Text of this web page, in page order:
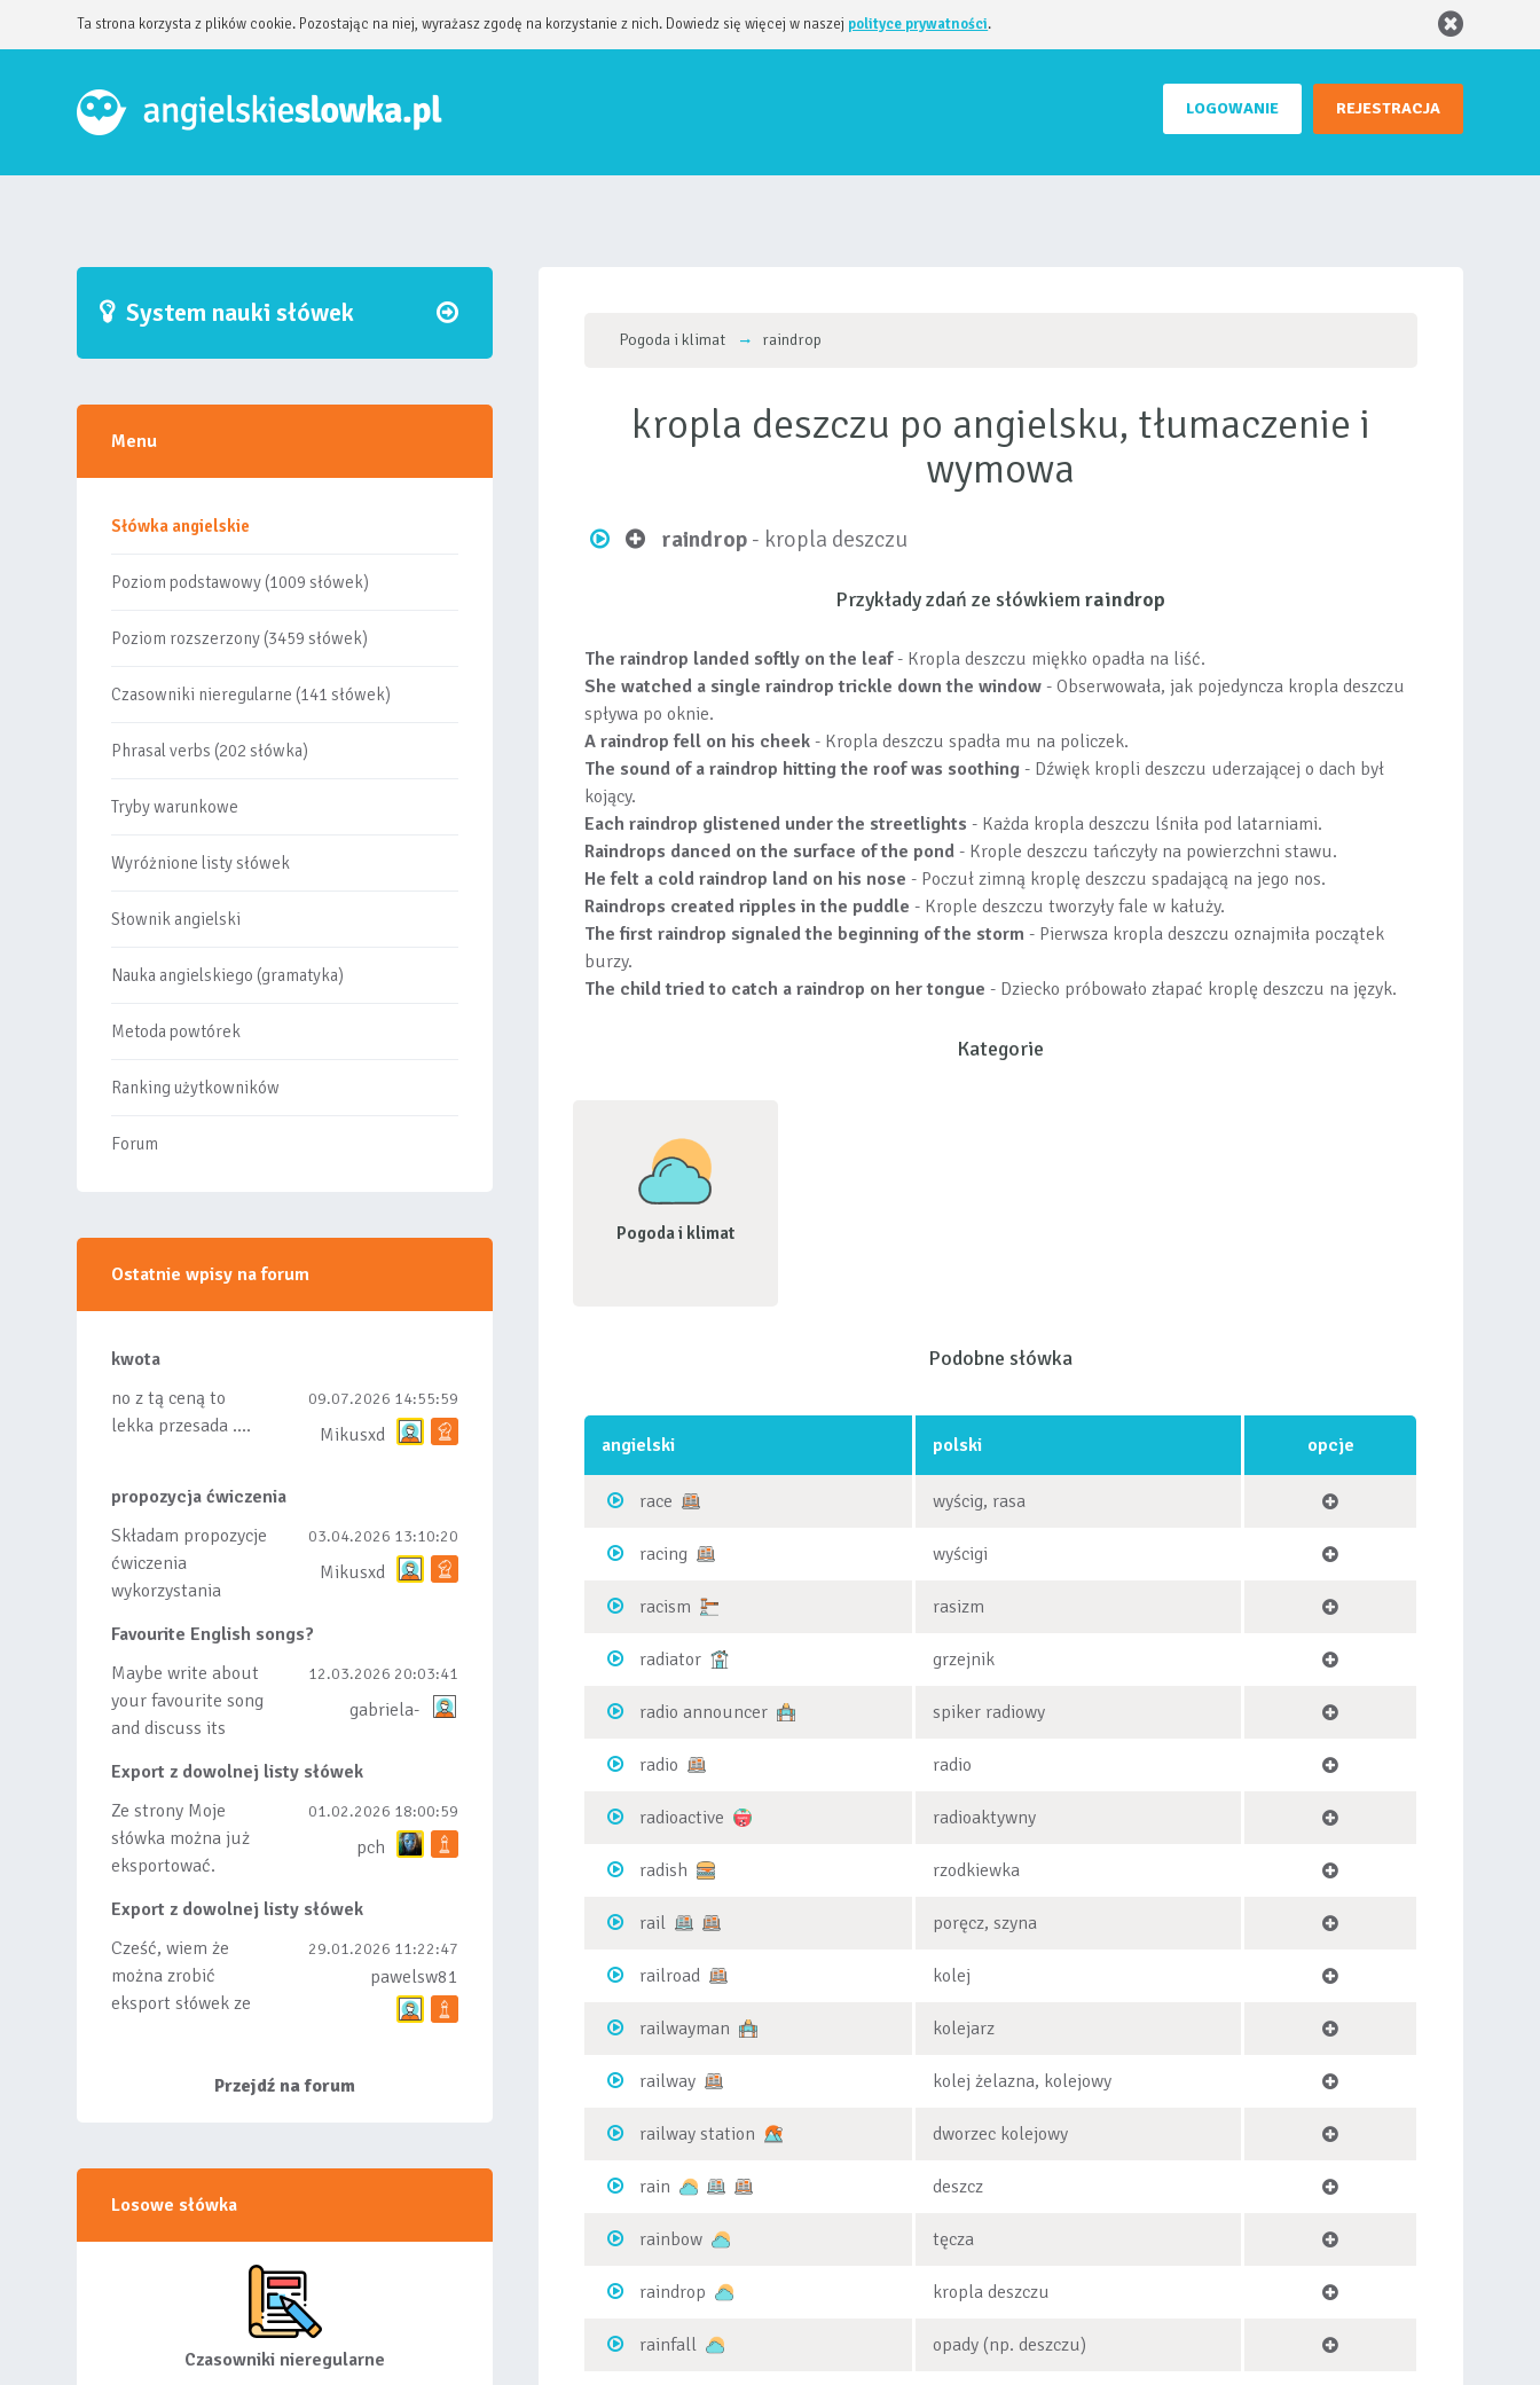
Ta strona korzysta z plików cookie. Pozostając na niej, wyrażasz zgodę na korzystanie z nich. Dowiedz się więcej w naszej polityce prywatności.
REJESTRACJA
LOGOWANIE
System nauki słówek
Menu
Słówka angielskie
Poziom podstawowy (1009 słówek)
Poziom rozszerzony (3459 słówek)
Czasowniki nieregularne (141 słówek)
Phrasal verbs (202 słówka)
Tryby warunkowe
Wyróżnione listy słówek
Słownik angielski
Nauka angielskiego (gramatyka)
Metoda powtórek
Ranking użytkowników
Forum
Ostatnie wpisy na forum
kwota
no z tą ceną to
lekka przesada ....
09.07.2026 14:55:59
Mikusxd
propozycja ćwiczenia
Składam propozycje
ćwiczenia
wykorzystania
lub dodanych do
listy, czy tez ze
wszys...
03.04.2026 13:10:20
Mikusxd
Favourite English songs?
Maybe write about
your favourite song
and discuss its
12.03.2026 20:03:41
gabriela-
Export z dowolnej listy słówek
Ze strony Moje
słówka można już
eksportować.
masowego importu
nie będę robił bo
wiąże się...
01.02.2026 18:00:59
pch
Export z dowolnej listy słówek
Cześć, wiem że
można zrobić
eksport słówek ze
wyróżnionych lis...
29.01.2026 11:22:47
pawelsw81
Przejdź na forum
Losowe słówka
Czasowniki nieregularne
Pogoda i klimat raindrop
kropla deszczu po angielsku, tłumaczenie i
wymowa
raindrop - kropla deszczu
Przykłady zdań ze słówkiemraindrop
The raindrop landed softly on the leaf- Kropla deszczu miękko opadła na liść.
She watched a single raindrop trickle down the window - Obserwowała, jak pojedyncza kropla deszczu
spływa po oknie.
A raindrop fell on his cheek - Kropla deszczu spadła mu na policzek.
The sound of a raindrop hitting the roof was soothing - Dźwięk kropli deszczu uderzającej o dach był
kojący.
Each raindrop glistened under the streetlights - Każda kropla deszczu lśniła pod latarniami.
Raindrops danced on the surface of the pond - Krople deszczu tańczyły na powierzchni stawu.
He felt a cold raindrop land on his nose - Poczuł zimną kroplę deszczu spadającą na jego nos.
Raindrops created ripples in the puddle - Krople deszczu tworzyły fale w kałuży.
The first raindrop signaled the beginning of the storm - Pierwsza kropla deszczu oznajmiła początek
burzy.
The child tried to catch a raindrop on her tongue - Dziecko próbowało złapać kroplę deszczu na język.
Kategorie
Pogoda i klimat
Podobne słówka
angielski polski opcje
race wyścig, rasa
racing wyścigi
racism rasizm
radiator grzejnik
radio announcer spiker radiowy
radio radio
radioactive radioaktywny
radish rzodkiewka
rail poręcz, szyna
railroad kolej
railwayman kolejarz
railway kolej żelazna, kolejowy
railway station dworzec kolejowy
rain deszcz
rainbow tęcza
raindrop kropla deszczu
rainfall opady (np. deszczu)